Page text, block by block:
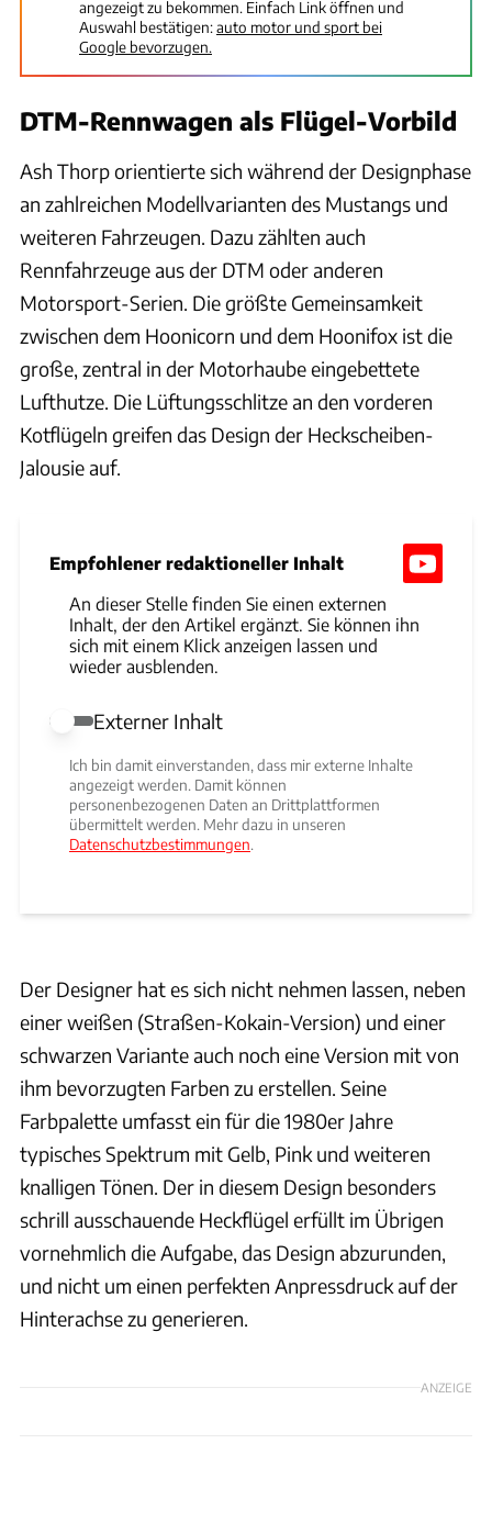
angezeigt zu bekommen. Einfach Link öffnen und
Auswahl bestätigen:auto motor und sport bei
Google bevorzugen.
DTM-Rennwagen als Flügel-Vorbild
Ash Thorp orientierte sich während der Designphase
an zahlreichen Modellvarianten des Mustangs und
weiteren Fahrzeugen. Dazu zählten auch
Rennfahrzeuge aus der DTM oder anderen
Motorsport-Serien. Die größte Gemeinsamkeit
zwischen dem Hoonicorn und dem Hoonifox ist die
große, zentral in der Motorhaube eingebettete
Lufthutze. Die Lüftungsschlitze an den vorderen
Kotflügeln greifen das Design der Heckscheiben-
Jalousie auf.
Empfohlener redaktioneller Inhalt
An dieser Stelle finden Sie einen externen
Inhalt, der den Artikel ergänzt. Sie können ihn
sich mit einem Klick anzeigen lassen und
wieder ausblenden.
Externer Inhalt erlauben
Externer Inhalt
Ich bin damit einverstanden, dass mir externe Inhalte
angezeigt werden. Damit können
personenbezogenen Daten an Drittplattformen
übermittelt werden. Mehr dazu in unseren
Datenschutzbestimmungen.
Der Designer hat es sich nicht nehmen lassen, neben
einer weißen (Straßen-Kokain-Version) und einer
schwarzen Variante auch noch eine Version mit von
ihm bevorzugten Farben zu erstellen. Seine
Farbpalette umfasst ein für die 1980er Jahre
typisches Spektrum mit Gelb, Pink und weiteren
knalligen Tönen. Der in diesem Design besonders
schrill ausschauende Heckflügel erfüllt im Übrigen
vornehmlich die Aufgabe, das Design abzurunden,
und nicht um einen perfekten Anpressdruck auf der
Hinterachse zu generieren.
ANZEIGE